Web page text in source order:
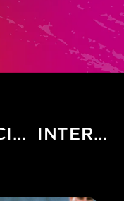
NACIONALES INTERNACIONALES